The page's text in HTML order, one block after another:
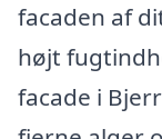
facaden af
højt
facade i